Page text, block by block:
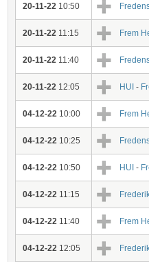
20-11-22 10:50
20-11-22 11:15 Frem
20-11-22 11:40
20-11-22 12:05 HUI -
04-12-22 10:00 Frem
04-12-22 10:25
04-12-22 10:50 HUI -
04-12-22 11:15
04-12-22 11:40 Frem
04-12-22 12:05